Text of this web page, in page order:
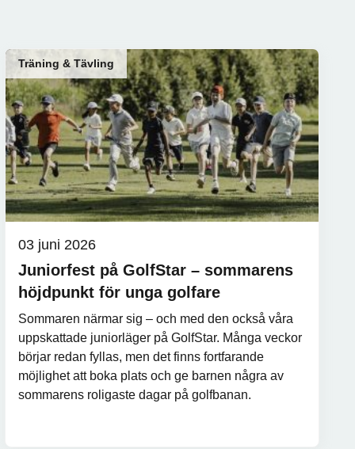
Träning & Tävling
03 juni 2026
Juniorfest på GolfStar – sommarens
höjdpunkt för unga golfare
Sommaren närmar sig – och med den också våra
uppskattade juniorläger på GolfStar. Många veckor
börjar redan fyllas, men det finns fortfarande
möjlighet att boka plats och ge barnen några av
sommarens roligaste dagar på golfbanan.